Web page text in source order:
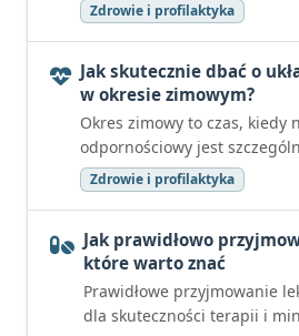
Zdrowie i profilaktyka
Jak skutecznie dbać o
w okresie zimowym?
Okres zimowy to czas, kiedy
odpornościowy jest
Zdrowie i profilaktyka
Jak prawidłowo
które warto znać
Prawidłowe przyjmowanie
dla skuteczności terapii i